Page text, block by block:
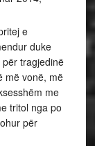
e
duke
tragjedinë
më vonë, më
me
tritol nga po
për